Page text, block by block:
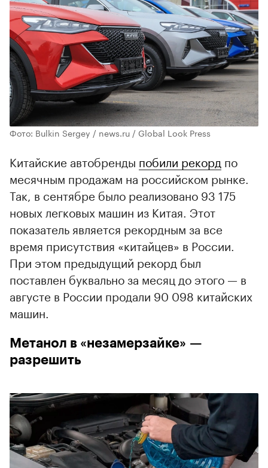
Фото: Bulkin Sergey / news.ru / Global Look Press
Китайские автобренды побили рекорд по
месячным продажам на российском рынке.
Так, в сентябре было реализовано 93 175
новых легковых машин из Китая. Этот
показатель является рекордным за все
время присутствия «китайцев» в России.
При этом предыдущий рекорд был
поставлен буквально за месяц до этого — в
августе в России продали 90 098 китайских
машин.
Метанол в «незамерзайке» —
разрешить